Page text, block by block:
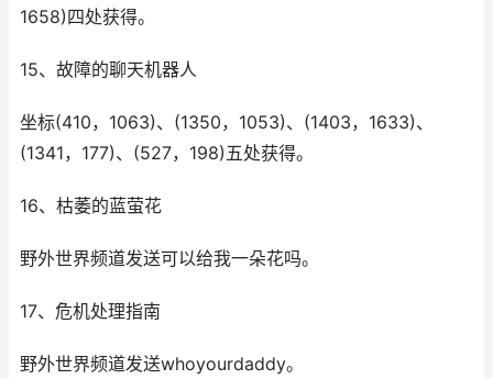
1658)四处获得。
15、故障的聊天机器人
坐标(410，1063)、(1350，1053)、(1403，1633)、
(1341，177)、(527，198)五处获得。
16、枯萎的蓝萤花
野外世界频道发送可以给我一朵花吗。
17、危机处理指南
野外世界频道发送whoyourdaddy。